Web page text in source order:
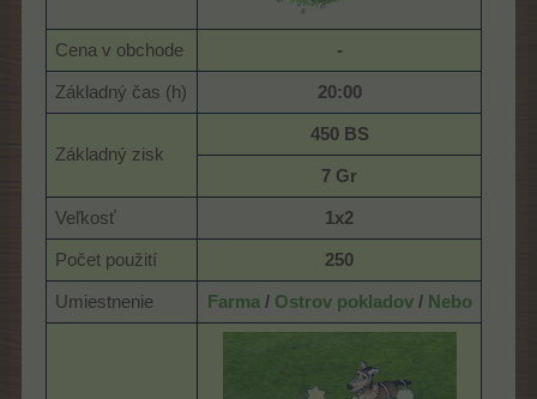
Cena v obchode -
Základný čas (h) 20:00
Základný zisk
450 BS
7 Gr
Veľkosť 1x2
Počet použití 250
Umiestnenie Farma/ Ostrov pokladov/ Nebo